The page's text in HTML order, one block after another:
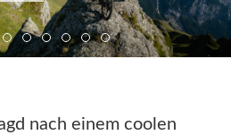
nach einem coolen